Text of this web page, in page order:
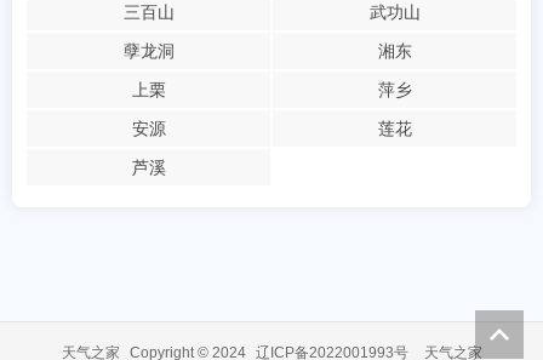
三百山
武功山
孽龙洞
湘东
上栗
萍乡
安源
莲花
芦溪
天气之家 Copyright © 2024 辽ICP备2022001993号 天气之家